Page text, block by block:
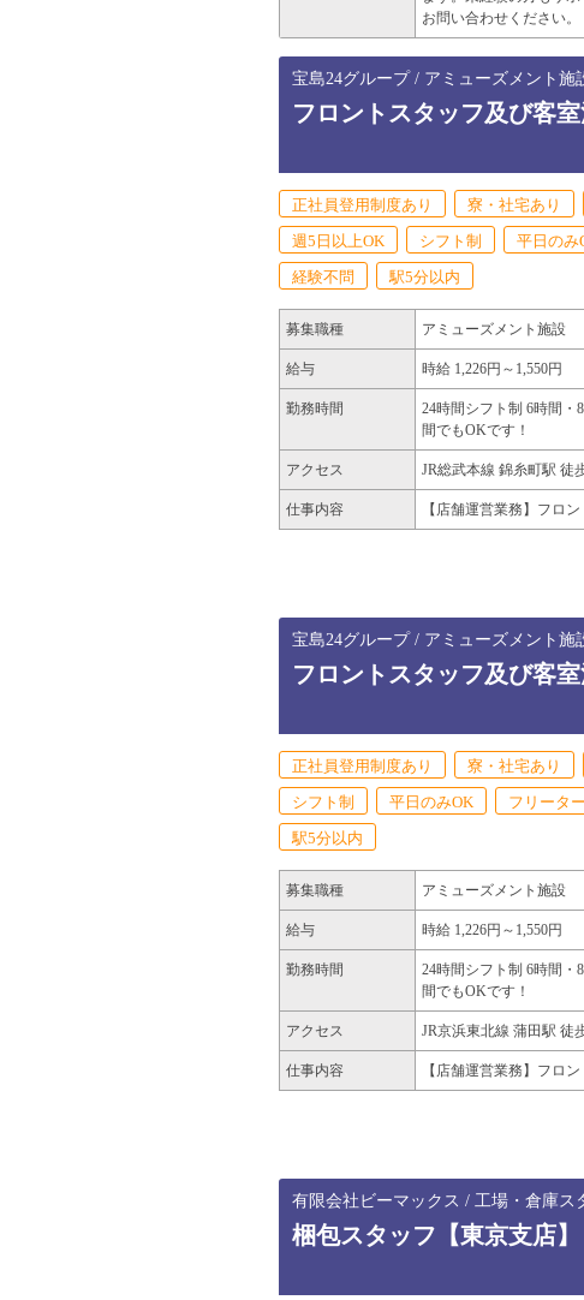
お問い合わせください。
宝島24グループ / アミューズメント施
フロントスタッフ及び客
正社員登用制度あり 寮・社宅あり
週5日以上OK
シフト制 平日のみ
経験不問
駅5分以内
募集職種 アミューズメント施設
給与 時給 1,226円～1,550円
勤務時間
24時間シフト制 6時間
間でもOKです！
アクセス JR総武本線 錦糸町駅 徒
仕事内容 【店舗運営業務】フロ
宝島24グループ / アミューズメント施
フロントスタッフ及び客
正社員登用制度あり 寮・社宅あり
シフト制
平日のみOK フリータ
駅5分以内
募集職種 アミューズメント施設
給与 時給 1,226円～1,550円
勤務時間
24時間シフト制 6時間
間でもOKです！
アクセス JR京浜東北線 蒲田駅 徒
仕事内容 【店舗運営業務】フロ
有限会社ビーマックス / 工場・倉庫ス
梱包スタッフ【東京支店